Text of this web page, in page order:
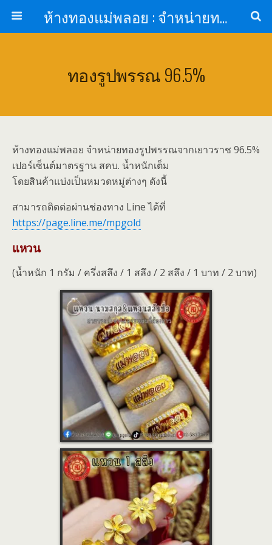
ห้างทองแม่พลอย : จำหน่ายทองรูปพรรณ ทองแท่ง จากเยาวราช รับเลี่ยมกรอบพระกันน้ำ
ทองรูปพรรณ 96.5%
ห้างทองแม่พลอย จำหน่ายทองรูปพรรณจากเยาวราช 96.5%
เปอร์เซ็นต์มาตรฐาน สคบ. น้ำหนักเต็ม
โดยสินค้าแบ่งเป็นหมวดหมู่ต่างๆ ดังนี้
สามารถติดต่อผ่านช่องทาง Line ได้ที่
https://page.line.me/mpgold
แหวน
(น้ำหนัก 1 กรัม / ครึ่งสลึง / 1 สลึง / 2 สลึง / 1 บาท / 2 บาท)